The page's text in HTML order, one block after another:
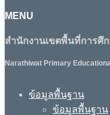
MENU
สำนักงานเขตพื้นที่การศึ
Narathiwat Primary
ข้อมูลพื้นฐาน
ข้อมูลพื้นฐาน